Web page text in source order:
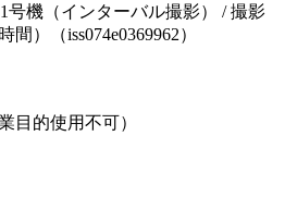
号機（インターバル撮影） / 撮影
）（iss074e0369962）
目的使用不可）